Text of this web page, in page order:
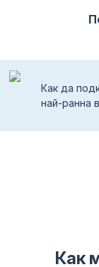
Как да
най-ранна
Как